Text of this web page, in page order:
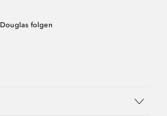
Douglas folgen